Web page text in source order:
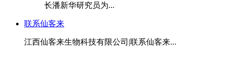
长潘新华研究员为...
联系仙客来
江西仙客来生物科技有限公司|联系仙客来...